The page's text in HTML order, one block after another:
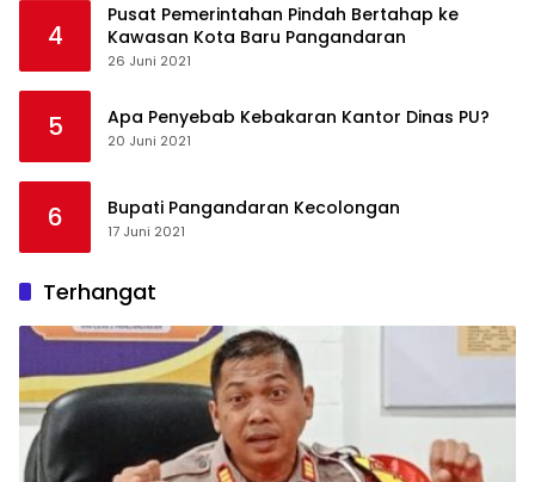
4
Pusat Pemerintahan Pindah Bertahap ke
Kawasan Kota Baru Pangandaran
26 Juni 2021
5 Apa Penyebab Kebakaran Kantor Dinas PU?
20 Juni 2021
6 Bupati Pangandaran Kecolongan
17 Juni 2021
Terhangat